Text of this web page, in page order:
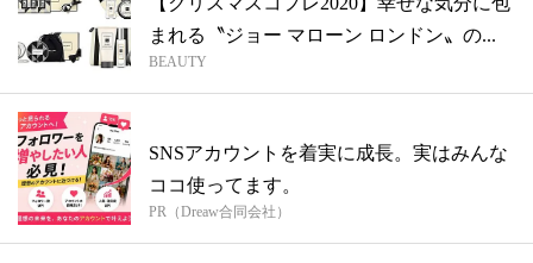
まれる〝ジョー マローン ロンドン〟の...
BEAUTY
SNSアカウントを着実に成長。実はみんな
ココ使ってます。
PR（Dreaw合同会社）